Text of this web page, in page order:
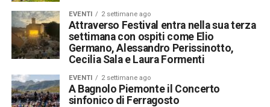
EVENTI 2 settimane ago
Attraverso Festival entra nella sua terza
settimana con ospiti come Elio
Germano, Alessandro Perissinotto,
Cecilia Sala e Laura Formenti
EVENTI 2 settimane ago
A Bagnolo Piemonte il Concerto
sinfonico di Ferragosto